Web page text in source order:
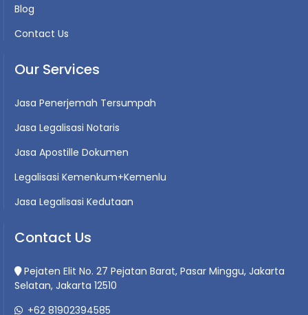
Blog
Contact Us
Our Services
Jasa Penerjemah Tersumpah
Jasa Legalisasi Notaris
Jasa Apostille Dokumen
Legalisasi Kemenkum+Kemenlu
Jasa Legalisasi Kedutaan
Contact Us
Pejaten Elit No. 27 Pejatan Barat, Pasar Minggu, Jakarta
Selatan, Jakarta 12510
+62 81902394585